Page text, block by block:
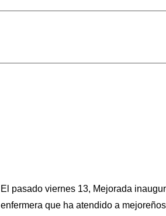
El pasado viernes 13, Mejorada
enfermera que ha aten­dido a